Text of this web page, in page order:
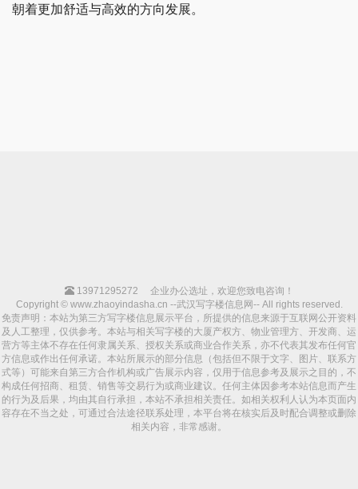
朝着更加舒适与高效的方向发展。
13971295272
企业办公选址，欢迎您致电咨询！
Copyright © www.zhaoyindasha.cn --武汉写字楼信息网-- All rights reserved.
免责声明：本站为第三方写字楼信息展示平台，所提供的信息来源于互联网公开资料
及人工整理，仅供参考。本站与相关写字楼的大厦产权方、物业管理方、开发商、运
营方等主体不存在任何隶属关系、授权关系或商业合作关系，亦不代表其发布任何官
方信息或作出任何承诺。本站所展示的部分信息（包括但不限于文字、图片、联系方
式等）可能来自第三方合作机构或广告展示内容，仅用于信息参考及展示之目的，不
构成任何招商、租赁、销售等交易行为或商业建议。任何主体因参考本站信息而产生
的行为及后果，均由其自行承担，本站不承担相关责任。如相关权利人认为本页面内
容存在不当之处，可通过合法途径联系处理，本平台将在核实后及时配合调整或删除
相关内容，非常感谢。